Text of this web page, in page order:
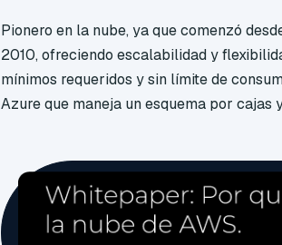
Pionero en la nube, ya que comenzó
2010, ofreciendo escalabilidad y
mínimos requeridos y sin límite de
Azure que maneja un esquema por